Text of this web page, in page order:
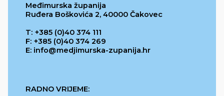
Međimurska županija
Ruđera Boškovića 2, 40000 Čakovec
T: +385 (0)40 374 111
F: +385 (0)40 374 269
E: info@medjimurska-zupanija.hr
RADNO VRIJEME: